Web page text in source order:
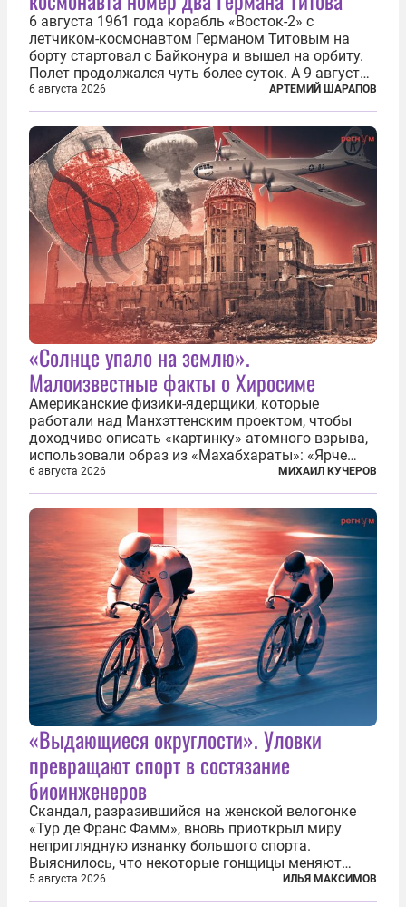
6 августа 1961 года корабль «Восток-2» с
летчиком-космонавтом Германом Титовым на
борту стартовал с Байконура и вышел на орбиту.
Полет продолжался чуть более суток. А 9 августа
второй человек в космосе получил звезду Героя
Советского Союза и орден Ленина. Миссия Титова
зачастую находится несколько...
6 августа 2026 АРТЕМИЙ ШАРАПОВ
«Солнце упало на землю».
Малоизвестные факты о Хиросиме
Американские физики-ядерщики, которые
работали над Манхэттенским проектом, чтобы
доходчиво описать «картинку» атомного взрыва,
использовали образ из «Махабхараты»: «Ярче
тысячи солнц пылало это пламя». Не все жители
японских городов Хиросимы и Нагасаки, на
которых США в августе 1945 года поставили...
6 августа 2026 МИХАИЛ КУЧЕРОВ
«Выдающиеся округлости». Уловки
превращают спорт в состязание
биоинженеров
Скандал, разразившийся на женской велогонке
«Тур де Франс Фамм», вновь приоткрыл миру
неприглядную изнанку большого спорта.
Выяснилось, что некоторые гонщицы меняют
размер груди ради улучшения аэродинамики. За
фасадом труда, мастерства, упорства и
5 августа 2026 ИЛЬЯ МАКСИМОВ